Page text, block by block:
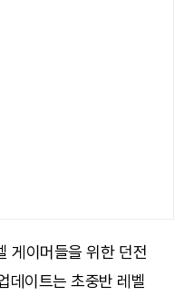
게이머들을 위한 던전
데이트는 초중반 레벨